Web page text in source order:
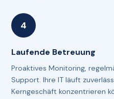
Laufende Betreuung
Proaktives Monitoring,
Support. Ihre IT läuft
Kerngeschäft konzentrieren